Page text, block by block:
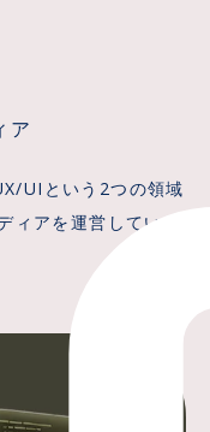
ア
UIという2つの領域
ィアを運営していま